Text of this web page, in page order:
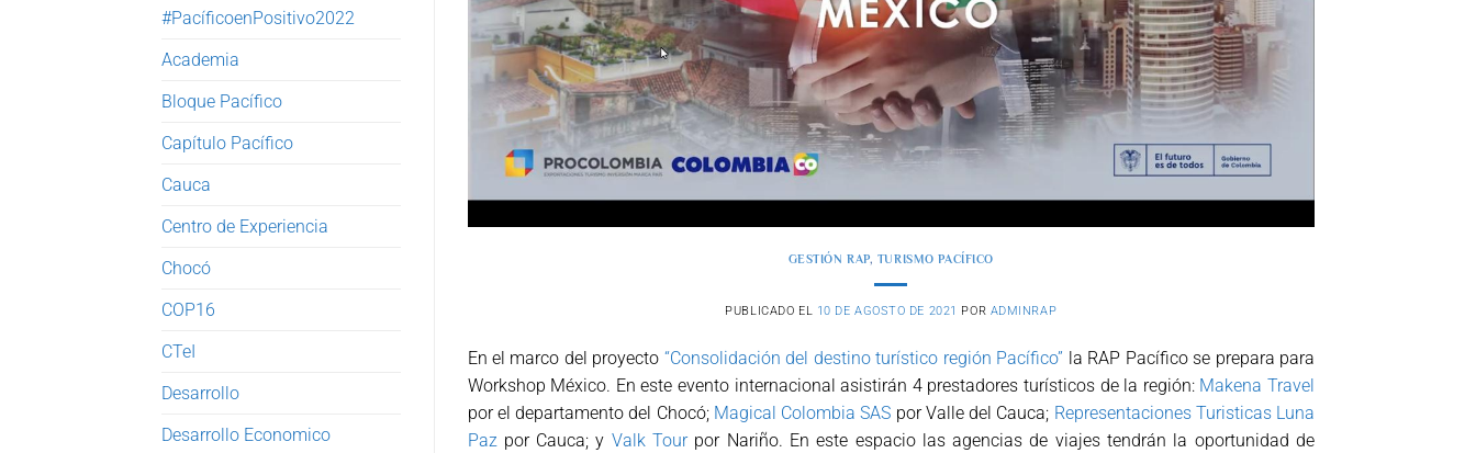
#PacíficoenPositivo2022
Academia
Bloque Pacífico
Capítulo Pacífico
Cauca
Centro de Experiencia
Chocó
COP16
CTeI
Desarrollo
Desarrollo Economico
GESTIÓN RAP, TURISMO PACÍFICO
PUBLICADO EL 10 DE AGOSTO DE 2021 POR ADMINRAP
En el marco del proyecto “Consolidación del destino turístico región Pacífico” la RAP Pacífico se prepara para
Workshop México. En este evento internacional asistirán 4 prestadores turísticos de la región: Makena Travel
por el departamento del Chocó; Magical Colombia SAS por Valle del Cauca; Representaciones Turisticas Luna
Pazpor Cauca; y Valk Tourpor Nariño. En este espacio las agencias de viajes tendrán la oportunidad de